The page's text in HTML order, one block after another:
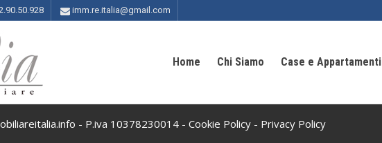
imm.re.italia@gmail.com
Home Chi Siamo Case e Appartamenti
- P.iva 10378230014 - Cookie Policy - Privacy Policy